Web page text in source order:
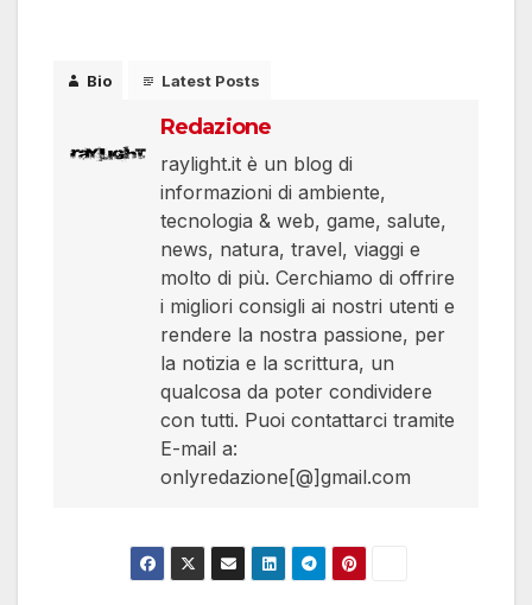
Bio Latest Posts
Redazione
raylight.it è un blog di
informazioni di ambiente,
tecnologia & web, game, salute,
news, natura, travel, viaggi e
molto di più. Cerchiamo di offrire
i migliori consigli ai nostri utenti e
rendere la nostra passione, per
la notizia e la scrittura, un
qualcosa da poter condividere
con tutti. Puoi contattarci tramite
E-mail a:
onlyredazione[@]gmail.com